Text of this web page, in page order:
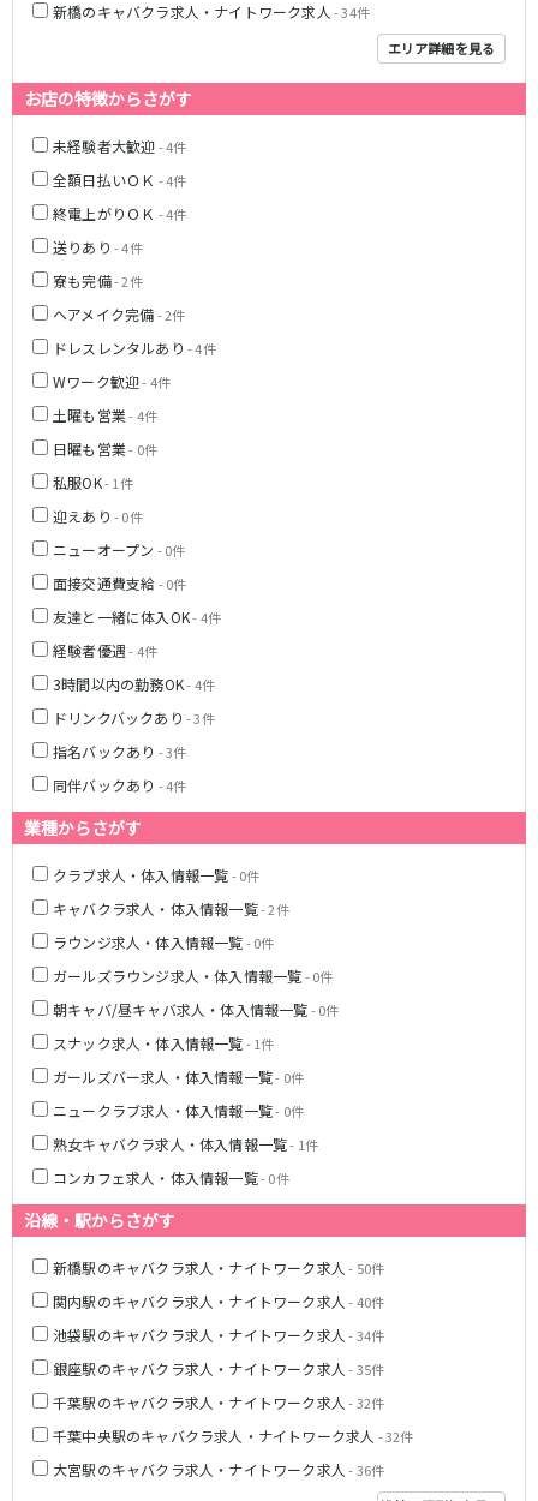
新橋のキャバクラ求人・ナイトワーク求人 - 34件
エリア詳細を見る
お店の特徴からさがす
未経験者大歓迎- 4件
全額日払いＯＫ - 4件
終電上がりＯＫ - 4件
送りあり - 4件
寮も完備- 2件
ヘアメイク完備- 2件
ドレスレンタルあり - 4件
Wワーク歓迎- 4件
土曜も営業- 4件
日曜も営業- 0件
私服OK- 1件
迎えあり - 0件
ニューオープン - 0件
面接交通費支給- 0件
友達と一緒に体入OK- 4件
経験者優遇- 4件
3時間以内の勤務OK- 4件
ドリンクバックあり - 3件
指名バックあり - 3件
同伴バックあり - 4件
業種からさがす
クラブ求人・体入情報一覧- 0件
キャバクラ求人・体入情報一覧- 2件
ラウンジ求人・体入情報一覧- 0件
ガールズラウンジ求人・体入情報一覧- 0件
朝キャバ/昼キャバ求人・体入情報一覧- 0件
スナック求人・体入情報一覧- 1件
ガールズバー求人・体入情報一覧- 0件
ニュークラブ求人・体入情報一覧- 0件
熟女キャバクラ求人・体入情報一覧- 1件
コンカフェ求人・体入情報一覧- 0件
沿線・駅からさがす
新橋駅のキャバクラ求人・ナイトワーク求人 - 50件
関内駅のキャバクラ求人・ナイトワーク求人 - 40件
池袋駅のキャバクラ求人・ナイトワーク求人 - 34件
銀座駅のキャバクラ求人・ナイトワーク求人 - 35件
千葉駅のキャバクラ求人・ナイトワーク求人 - 32件
千葉中央駅のキャバクラ求人・ナイトワーク求人 - 32件
大宮駅のキャバクラ求人・ナイトワーク求人 - 36件
京急本線
京急蒲田駅
日ノ出町駅
上大岡駅
平和島駅
京王井の頭線
吉祥寺駅
神泉駅
井の頭公園駅
池ノ上駅
八王子駅
大宮駅
柏駅
小田急江ノ島線
大和駅
本鵠沼駅
京成千葉線
千葉中央駅
京成千葉駅
東武伊勢崎線
草加駅
獨協大学前駅
館林駅
春日部駅
押上〈スカイツリー前〉駅谷塚駅
竹ノ塚駅
久喜駅
新伊勢崎駅
西新井駅
太田駅
伊勢崎駅
羽生駅
せんげん台駅
大袋駅
加須駅
花崎駅
南羽生駅
蒲生駅
小菅駅